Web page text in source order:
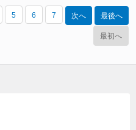
最後へ
次へ
7
6
5
最初へ